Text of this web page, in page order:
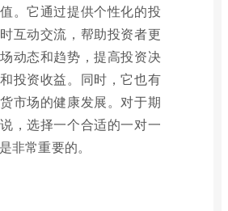
。它通过提供个性化的投
互动交流，帮助投资者更
动态和趋势，提高投资决
投资收益。同时，它也有
市场的健康发展。对于期
，选择一个合适的一对一
非常重要的。